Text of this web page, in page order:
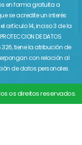
en forma gratuita a
se acredite un interés
artículo 14, inciso 3 de la
DE DATOS
tiene la atribución de
con relación al
de datos personales.
os direitos reservados.